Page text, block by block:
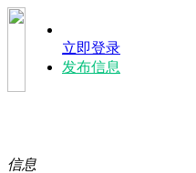
立即登录
发布信息
信息